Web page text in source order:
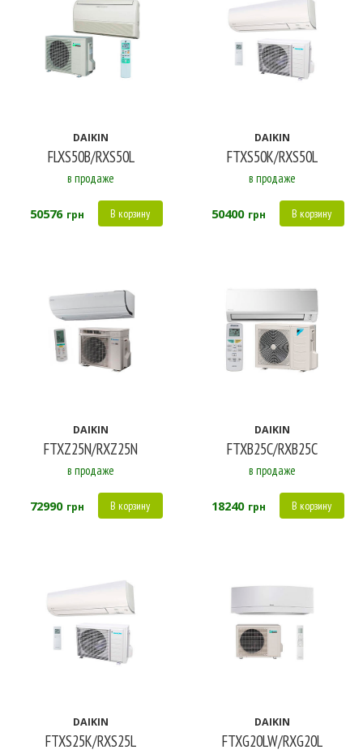
DAIKIN
FLXS50B/RXS50L
в продаже
50576 грн В корзину
DAIKIN
FTXS50K/RXS50L
в продаже
50400 грн В корзину
DAIKIN
FTXZ25N/RXZ25N
в продаже
72990 грн В корзину
DAIKIN
FTXB25C/RXB25C
в продаже
18240 грн В корзину
DAIKIN
FTXS25K/RXS25L
DAIKIN
FTXG20LW/RXG20L